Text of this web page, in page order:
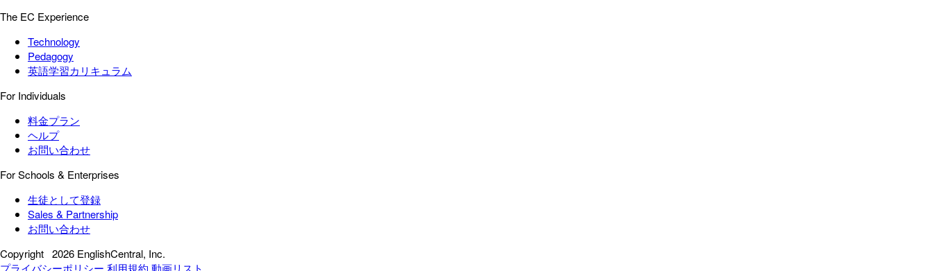
The EC Experience
Technology
Pedagogy
英語学習カリキュラム
For Individuals
料金プラン
ヘルプ
お問い合わせ
For Schools & Enterprises
生徒として登録
Sales & Partnership
お問い合わせ
Copyright 2026 EnglishCentral, Inc.